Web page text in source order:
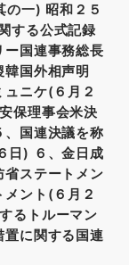
の一) 昭和２５
する公式記録
国連事務総長
国外相声明
ニケ(６月２
保理事会米決
国連決議を称
日) ６、金日成
ステートメン
ント(６月２
るトルーマン
に関する国連